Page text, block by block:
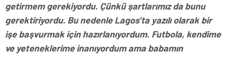
getirmem gerekiyordu. Çünkü şartlarımız da bunu
gerektiriyordu. Bu nedenle Lagos’ta yazılı olarak bir
işe başvurmak için hazırlanıyordum. Futbola, kendime
ve yeteneklerime inanıyordum ama babamın